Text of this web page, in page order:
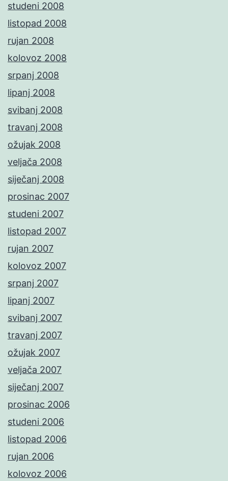
studeni 2008
listopad 2008
rujan 2008
kolovoz 2008
srpanj 2008
lipanj 2008
svibanj 2008
travanj 2008
ožujak 2008
veljača 2008
siječanj 2008
prosinac 2007
studeni 2007
listopad 2007
rujan 2007
kolovoz 2007
srpanj 2007
lipanj 2007
svibanj 2007
travanj 2007
ožujak 2007
veljača 2007
siječanj 2007
prosinac 2006
studeni 2006
listopad 2006
rujan 2006
kolovoz 2006